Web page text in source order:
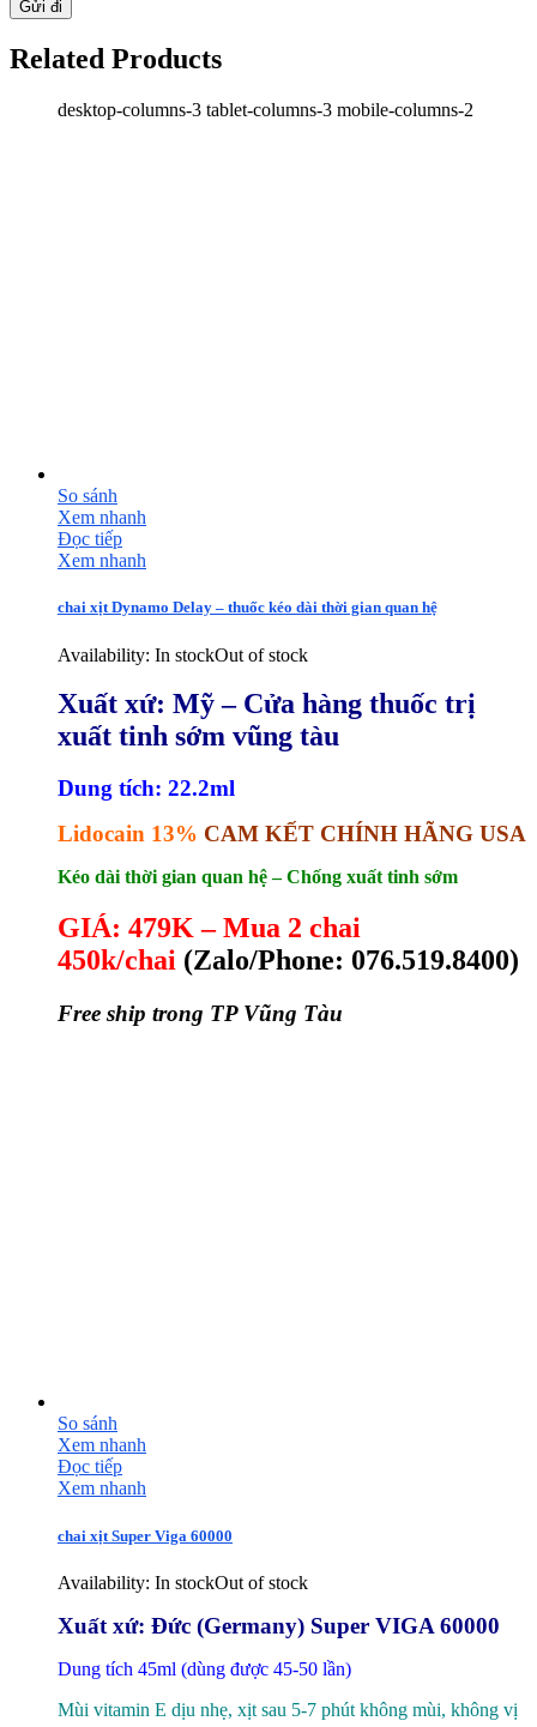
Related Products
desktop-columns-3 tablet-columns-3 mobile-columns-2
So sánh
Xem nhanh
Đọc tiếp
Xem nhanh
chai xịt Dynamo Delay – thuốc kéo dài thời gian quan hệ
Availability: In stockOut of stock
Xuất xứ: Mỹ – Cửa hàng thuốc trị
xuất tinh sớm vũng tàu
Dung tích: 22.2ml
Lidocain 13% CAM KẾT CHÍNH HÃNG USA
Kéo dài thời gian quan hệ – Chống xuất tinh sớm
GIÁ: 479K – Mua 2 chai
450k/chai (Zalo/Phone: 076.519.8400)
Free ship trong TP Vũng Tàu
So sánh
Xem nhanh
Đọc tiếp
Xem nhanh
chai xịt Super Viga 60000
Availability: In stockOut of stock
Xuất xứ: Đức (Germany) Super VIGA 60000
Dung tích 45ml (dùng được 45-50 lần)
Mùi vitamin E dịu nhẹ, xịt sau 5-7 phút không mùi, không vị